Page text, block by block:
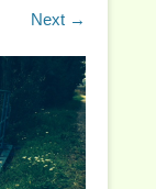
Next →